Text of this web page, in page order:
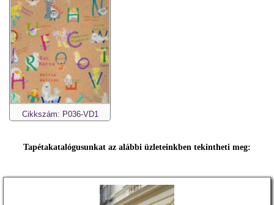
Cikkszám: P036-VD1
Tapétakatalógusunkat az alábbi üzleteinkben tekintheti meg: